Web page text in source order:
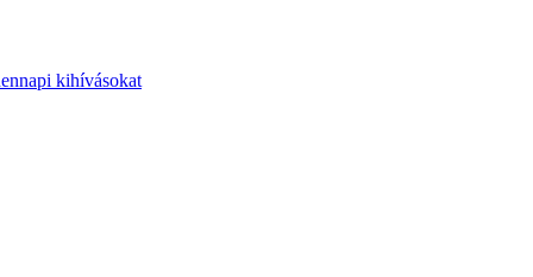
kihívásokat